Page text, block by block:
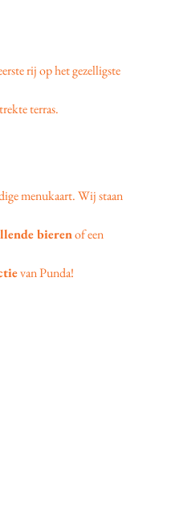
rij op het gezelligste
terras.
menukaart. Wij staan
bieren of een
van Punda!